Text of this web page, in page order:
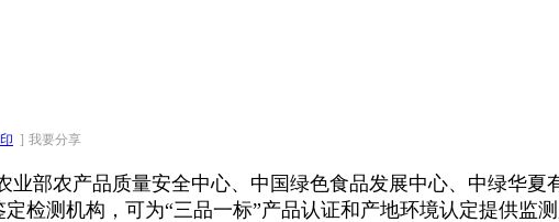
] 我要分享
部农产品质量安全中心、中国绿色食品发展中心、中绿华夏
检测机构，可为“三品一标”产品认证和产地环境认定提供监